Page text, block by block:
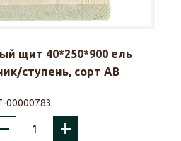
щит 40*250*900 ель
ступень, сорт АВ
00000783
+